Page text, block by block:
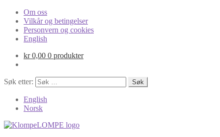
Om oss
Vilkår og betingelser
Personvern og cookies
English
kr0,00 0 produkter
Søk etter:
English
Norsk